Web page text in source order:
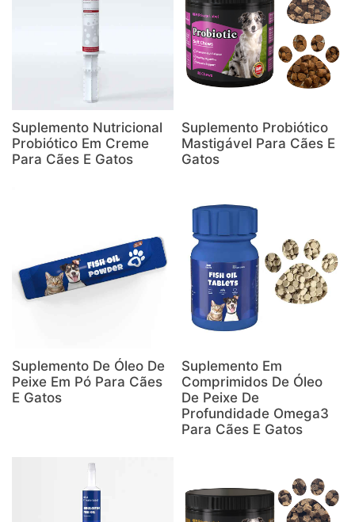
Suplemento Nutricional
Probiótico Em Creme
Para Cães E Gatos
Suplemento Probiótico
Mastigável Para Cães E
Gatos
Suplemento De Óleo De
Peixe Em Pó Para Cães
E Gatos
Suplemento Em
Comprimidos De Óleo
De Peixe De
Profundidade Omega3
Para Cães E Gatos